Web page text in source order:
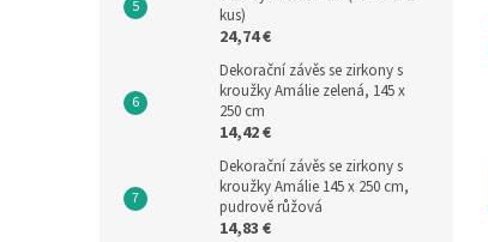
kus)
24,74 €
Dekorační závěs se zirkony s
kroužky Amálie zelená, 145 x
250 cm
14,42 €
Dekorační závěs se zirkony s
kroužky Amálie 145 x 250 cm,
pudrově růžová
14,83 €